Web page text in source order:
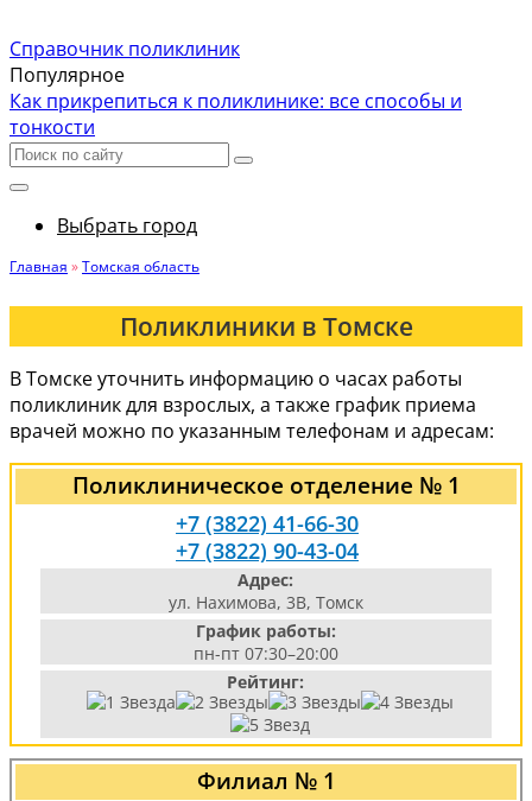
Справочник поликлиник
Популярное
Как прикрепиться к поликлинике: все способы и
тонкости
Выбрать город
Главная »Томская область
Поликлиники в Томске
В Томске уточнить информацию о часах работы
поликлиник для взрослых, а также график приема
врачей можно по указанным телефонам и адресам:
Поликлиническое отделение № 1
+7 (3822) 41-66-30
+7 (3822) 90-43-04
Адрес:
ул. Нахимова, 3В, Томск
График работы:
пн-пт 07:30–20:00
Рейтинг:
Филиал № 1